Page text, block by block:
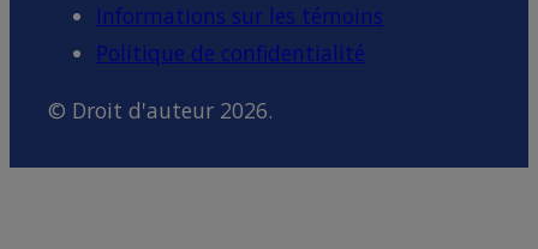
Informations sur les témoins
Politique de confidentialité
© Droit d'auteur 2026.